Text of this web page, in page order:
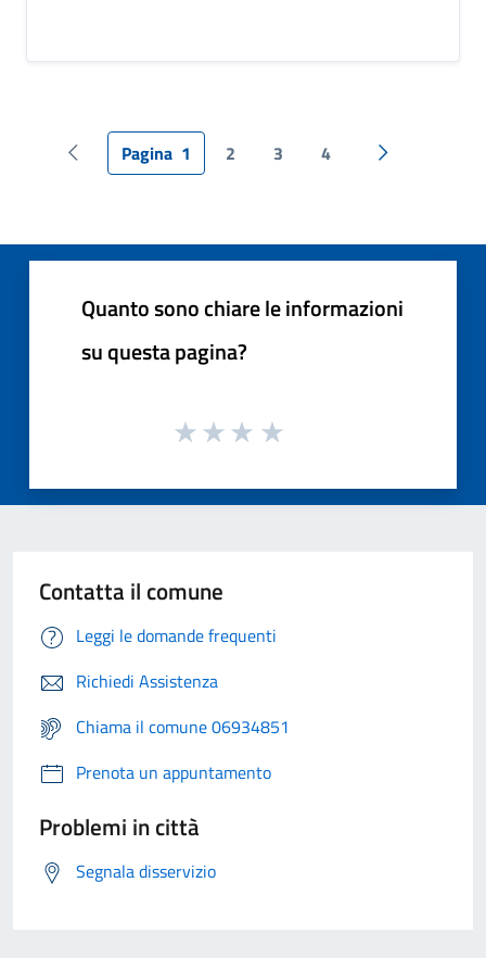
Pagina precedente
Pagina 1 2 3 4 Pagina
Quanto sono chiare le informazioni
su questa pagina?
Contatta il comune
Leggi le domande frequenti
Richiedi Assistenza
Chiama il comune 06934851
Prenota un appuntamento
Problemi in città
Segnala disservizio